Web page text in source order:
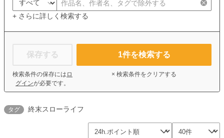
+ さらに詳しく検索する
保存する
検索条件の保存には ロ
グインが必要です。
1件を検索する
× 検索条件をクリアする
タグ 終末スローライフ